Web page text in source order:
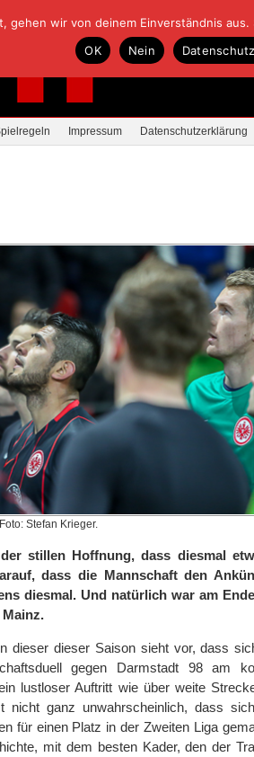
Impressum Datenschutzerklärung
Stefan Krieger.
stillen Hoffnung, dass diesmal
dass die Mannschaft den
diesmal. Und natürlich war am
dieser dieser Saison sieht vor, dass
gegen Darmstadt 98 am
lustloser Auftritt wie über weite
ganz unwahrscheinlich, dass
für einen Platz in der Zweiten Liga
mit dem besten Kader, den der
gehen wir von deinem Einverständnis
OK
Nein